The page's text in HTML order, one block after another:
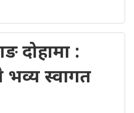
दोहामा :
भव्य स्वागत